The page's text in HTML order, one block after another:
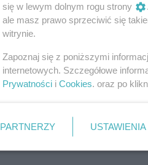
się w lewym dolnym rogu strony
ale masz prawo sprzeciwić się
witrynie.
Zapoznaj się z poniższymi
internetowych. Szczegółowe
Prywatności i Cookies. oraz po
PARTNERZY USTAWIENIA